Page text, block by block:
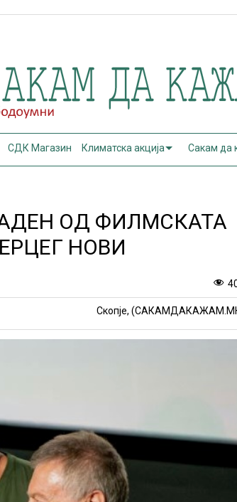
СДК Магазин Климатска акција Сакам да
ОД ФИЛМСКАТА
НОВИ
Скопје,